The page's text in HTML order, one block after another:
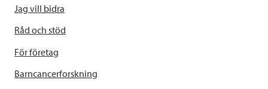
Jag vill bidra
Råd och stöd
För företag
Barncancerforskning